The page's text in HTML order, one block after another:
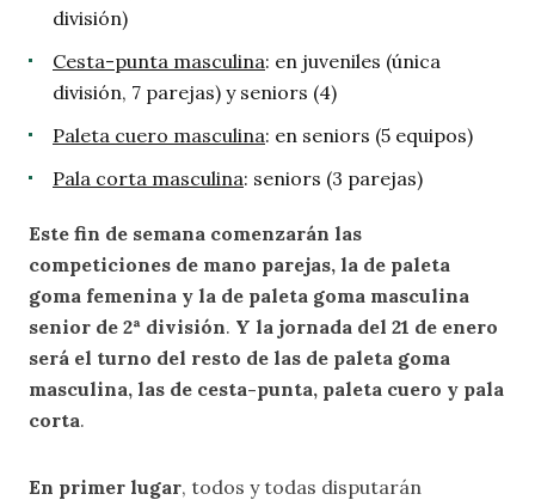
división)
Cesta-punta masculina: en juveniles (única
división, 7 parejas) y seniors (4)
Paleta cuero masculina: en seniors (5 equipos)
Pala corta masculina: seniors (3 parejas)
Este fin de semana comenzarán las
competiciones de mano parejas, la de paleta
goma femenina y la de paleta goma masculina
senior de 2ª división. Y la jornada del 21 de enero
será el turno del resto de las de paleta goma
masculina, las de cesta-punta, paleta cuero y pala
corta.
En primer lugar, todos y todas disputarán